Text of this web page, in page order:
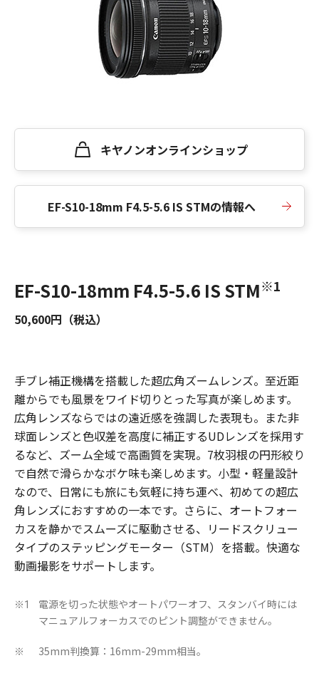
EF-S10-18mm F4.5-5.6 IS STM※1
50,600円（税込）
手ブレ補正機構を搭載した超広角ズームレンズ。至近距
離からでも風景をワイド切りとった写真が楽しめます。
広角レンズならではの遠近感を強調した表現も。また非
球面レンズと色収差を高度に補正するUDレンズを採用す
るなど、ズーム全域で高画質を実現。7枚羽根の円形絞り
で自然で滑らかなボケ味も楽しめます。小型・軽量設計
なので、日常にも旅にも気軽に持ち運べ、初めての超広
角レンズにおすすめの一本です。さらに、オートフォー
カスを静かでスムーズに駆動させる、リードスクリュー
タイプのステッピングモーター（STM）を搭載。快適な
動画撮影をサポートします。
※1
電源を切った状態やオートパワーオフ、スタンバイ時には
マニュアルフォーカスでのピント調整ができません。
※ 35mm判換算：16mm-29mm相当。
キヤノンオンラインショップ
EF-S10-18mm F4.5-5.6 IS STMの情報へ